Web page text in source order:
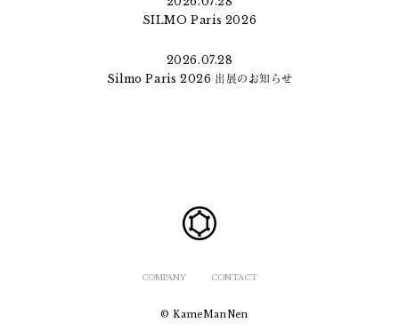
SILMO Paris 2026
2026.07.28
Silmo Paris 2026 出展のお知らせ
COMPANY CONTACT
© KameManNen